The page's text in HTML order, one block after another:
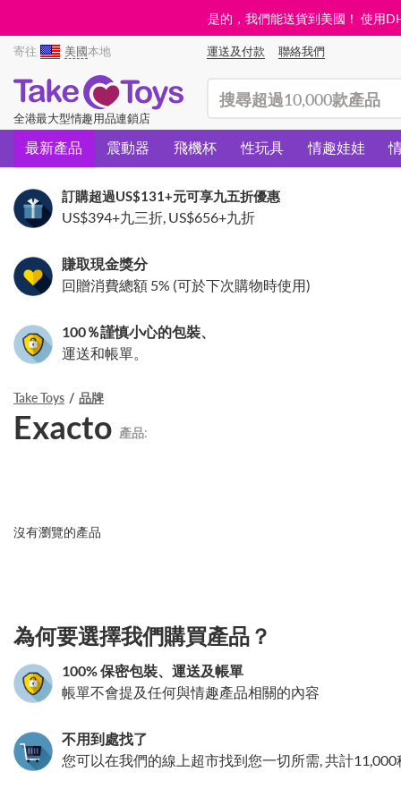
是的，我們能送貨到美國！ 使用
寄往 美國本地 運送及付款 聯絡我們
全港最大型情趣用品連鎖店
最新產品 震動器 飛機杯 性玩具 情趣娃娃
訂購超過US$131+元可享九五折優惠
US$394+九三折, US$656+九折
賺取現金獎分
回贈消費總額 5% (可於下次購物時使用)
100％謹慎小心的包裝、
運送和帳單。
Take Toys 品牌
Exacto 產品:
沒有瀏覽的產品
為何要選擇我們購買產品？
100% 保密包裝、運送及帳單
帳單不會提及任何與情趣產品相關的內容
不用到處找了
您可以在我們的線上超市找到您一切所需, 共計11,000